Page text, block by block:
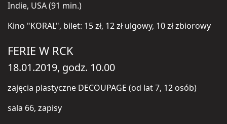
Indie, USA (91 min.)
Kino "KORAL", bilet: 15 zł, 12 zł ulgowy, 10 zł zbiorowy
FERIE W RCK
18.01.2019, godz. 10.00
zajęcia plastyczne DECOUPAGE (od lat 7, 12 osób)
sala 66, zapisy